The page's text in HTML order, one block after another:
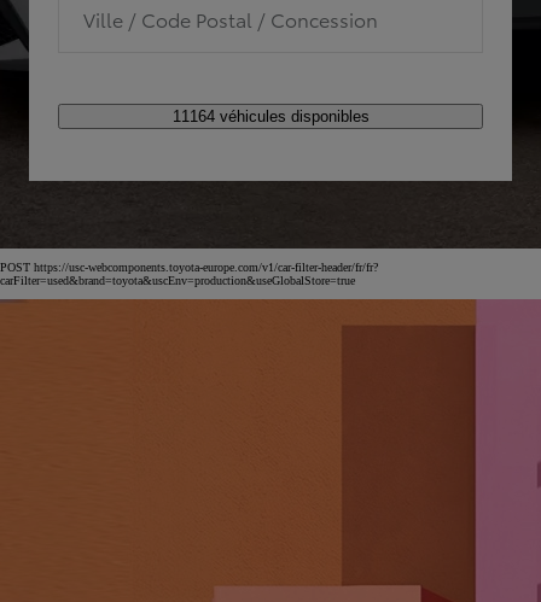
Ville / Code Postal / Concession
11164 véhicules disponibles
POST https://usc-webcomponents.toyota-europe.com/v1/car-filter-header/fr/fr?
carFilter=used&brand=toyota&uscEnv=production&useGlobalStore=true